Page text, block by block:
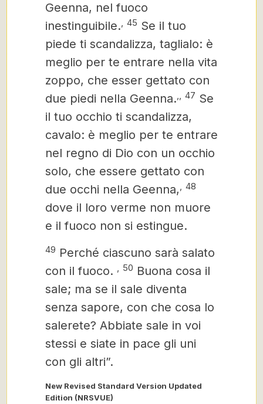
Geenna, nel fuoco
inestinguibile. 45 Se il tuo
piede ti scandalizza, taglialo: è
meglio per te entrare nella vita
zoppo, che esser gettato con
due piedi nella Geenna.
47 Se
il tuo occhio ti scandalizza,
cavalo: è meglio per te entrare
nel regno di Dio con un occhio
solo, che essere gettato con
due occhi nella Geenna,
48
dove il loro verme non muore
e il fuoco non si estingue.
49 Perché ciascuno sarà salato
con il fuoco.
50 Buona cosa il
sale; ma se il sale diventa
senza sapore, con che cosa lo
salerete? Abbiate sale in voi
stessi e siate in pace gli uni
con gli altri”.
New Revised Standard Version Updated
Edition (NRSVUE)